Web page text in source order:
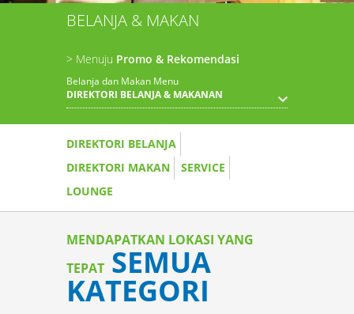
BELANJA & MAKAN
> Menuju Promo & Rekomendasi
Belanja dan Makan Menu
DIREKTORI BELANJA & MAKANAN
DIREKTORI BELANJA
DIREKTORI MAKAN
SERVICE
LOUNGE
MENDAPATKAN LOKASI YANG
TEPAT SEMUA
KATEGORI